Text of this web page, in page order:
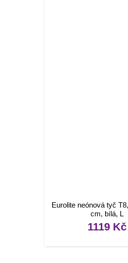
Eurolite neónová tyč
cm, bílá, L
1119 Kč